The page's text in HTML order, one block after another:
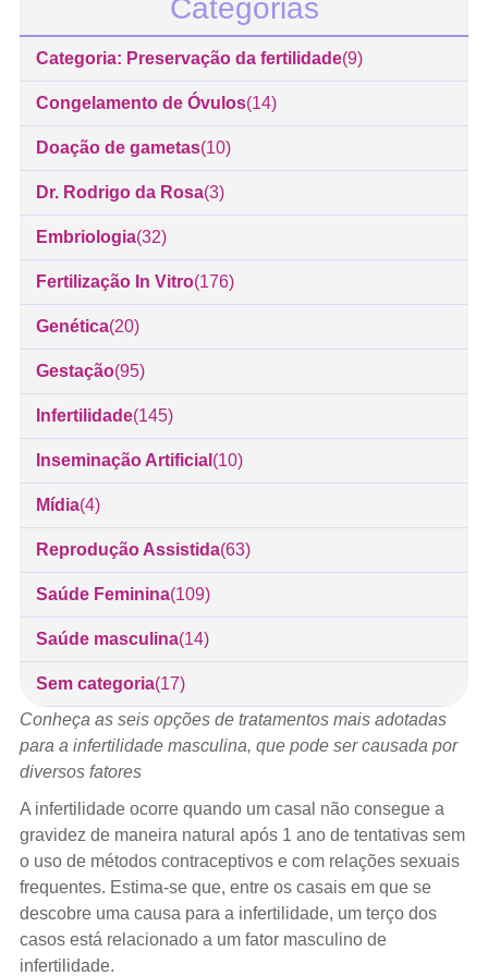
Categorias
Categoria: Preservação da fertilidade(9)
Congelamento de Óvulos(14)
Doação de gametas(10)
Dr. Rodrigo da Rosa(3)
Embriologia(32)
Fertilização In Vitro(176)
Genética(20)
Gestação(95)
Infertilidade(145)
Inseminação Artificial (10)
Mídia(4)
Reprodução Assistida(63)
Saúde Feminina(109)
Saúde masculina(14)
Sem categoria(17)
Conheça as seis opções de tratamentos mais adotadas
para a infertilidade masculina, que pode ser causada por
diversos fatores
A infertilidade ocorre quando um casal não consegue a
gravidez de maneira natural após 1 ano de tentativas sem
o uso de métodos contraceptivos e com relações sexuais
frequentes. Estima-se que, entre os casais em que se
descobre uma causa para a infertilidade, um terço dos
casos está relacionado a um fator masculino de
infertilidade.